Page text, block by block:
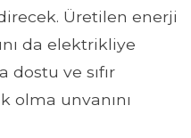
Üretilen enerji
da elektrikliye
ve sıfır
olma unvanını